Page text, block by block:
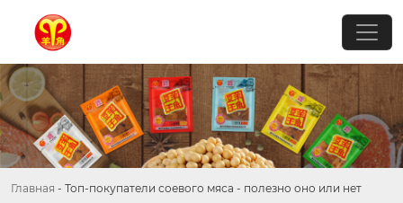
Главная - Топ-покупатели соевого мяса - полезно оно или нет